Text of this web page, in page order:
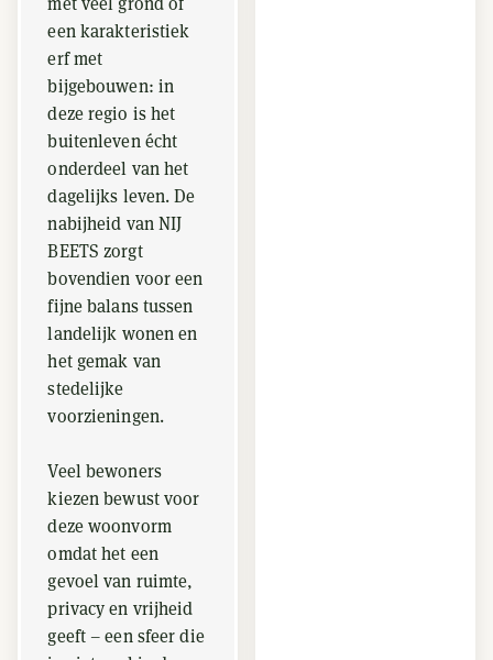
een karakteristiek
erf met
bijgebouwen: in
deze regio is het
buitenleven écht
onderdeel van het
dagelijks leven. De
nabijheid van NIJ
BEETS zorgt
bovendien voor een
fijne balans tussen
landelijk wonen en
het gemak van
stedelijke
voorzieningen.
Veel bewoners
kiezen bewust voor
deze woonvorm
omdat het een
gevoel van ruimte,
privacy en vrijheid
geeft – een sfeer die